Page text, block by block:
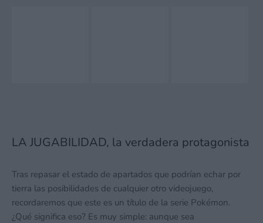
LA JUGABILIDAD, la verdadera protagonista
Tras repasar el estado de apartados que podrían echar por
tierra las posibilidades de cualquier otro videojuego,
recordaremos que este es un título de la serie Pokémon.
¿Qué significa eso? Es muy simple: aunque sea